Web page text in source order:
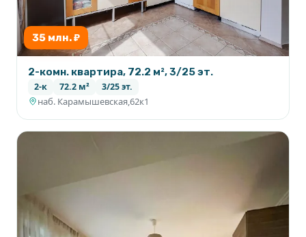
35 млн. ₽
2-комн. квартира, 72.2 м², 3/25 эт.
2-к 72.2 м² 3/25 эт.
наб. Карамышевская,62к1